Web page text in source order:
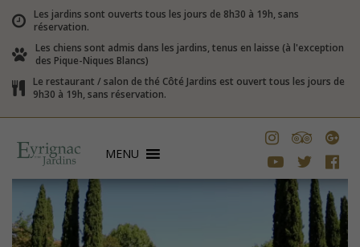
Les jardins sont ouverts tous les jours de 8h30 à 19h, sans
réservation.
Les chiens sont admis dans les jardins, tenus en laisse (à l'exception
des Pique-Niques Blancs)
Le restaurant / salon de thé Côté Jardins est ouvert tous les jours de
9h30 à 19h, sans réservation.
MENU